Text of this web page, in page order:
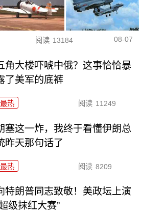
阅读 13184 08-07
角大楼吓唬中俄？这事恰恰暴
了美军的底裤
最热 阅读 11249
塞这一炸，我终于看懂伊朗总
昨天那句话了
最热 阅读 8209
特朗普同志致敬！美政坛上演
级抹红大赛”